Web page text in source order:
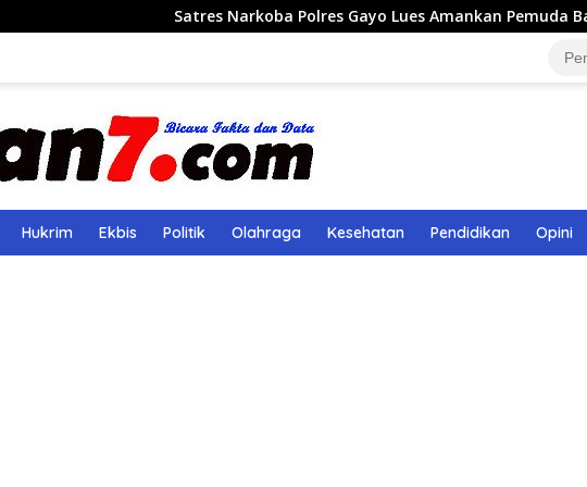
Satres Narkoba Polres Gayo Lues Amankan Pemuda Bawa 2 Kg Ganja
Hukrim Ekbis Politik Olahraga Kesehatan Pendidikan Opini